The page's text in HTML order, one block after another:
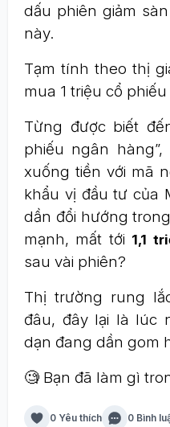
dấu phiên giảm
này.
Tạm tính theo thị
mua 1 triệu cổ
Từng được biết
phiếu ngân
xuống tiền với mã
khẩu vị đầu tư của
dần đổi hướng
mạnh, mất tới 1,1
sau vài phiên?
Thị trường rung
đâu, đây lại là lúc
dạn đang dần gom
🧐 Bạn đã làm gì
0 Yêu thích 0 Bình